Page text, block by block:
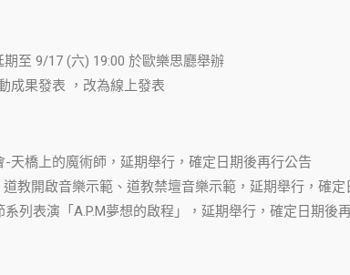
至 9/17 (六) 19:00 於歐樂思廳舉辦
成果發表 ，改為線上發表
-天橋上的魔術師，延期舉行，確定日期後再行公告
教開啟音樂示範、道教禁壇音樂示範，延期舉行，確
列表演「A.P.M夢想的啟程」，延期舉行，確定日期後